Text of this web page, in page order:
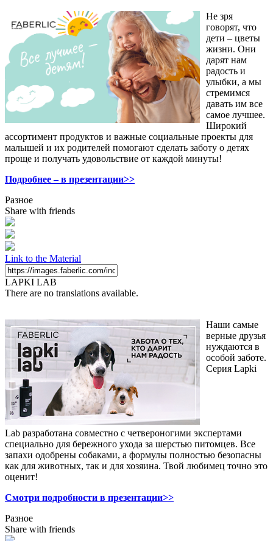
Не зря
говорят, что
дети – цветы
жизни. Они
дарят нам
радость и
улыбки, а мы
стремимся
давать им все
самое лучшее.
Широкий
ассортимент продуктов и важные социальные проекты для
малышей и их родителей помогают сделать заботу о детях
проще и получать удовольствие от каждой минуты!
Подробнее – в презентации>>
Разное
Share with friends
Link to the Material
LAPKI LAB
There are no translations available.
Наши самые
верные друзья
нуждаются в
особой заботе.
Серия Lapki
Lab разработана совместно с четвероногими экспертами
специально для бережного ухода за шерстью питомцев. Все
запахи одобрены собаками, а формулы полностью безопасны
как для животных, так и для хозяина. Твой любимец точно это
оценит!
Смотри подробности в презентации>>
Разное
Share with friends